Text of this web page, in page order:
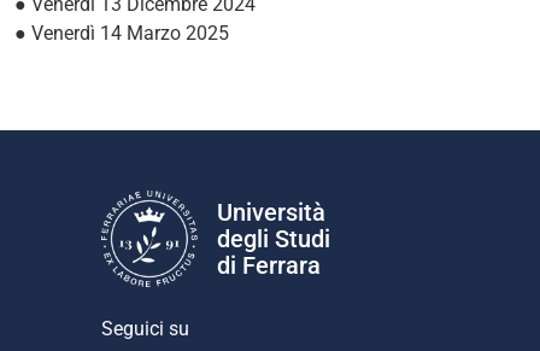
● Venerdì 14 Marzo 2025
Università
degli Studi
di Ferrara
Seguici su